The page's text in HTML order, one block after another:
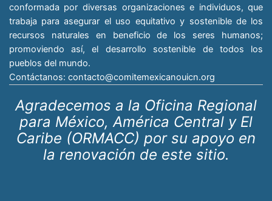
conformada por diversas organizaciones e individuos, que
trabaja para asegurar el uso equitativo y sostenible de los
recursos naturales en beneficio de los seres humanos;
promoviendo así, el desarrollo sostenible de todos los
pueblos del mundo.
Contáctanos: contacto@comitemexicanouicn.org
Agradecemos a la Oficina Regional
para México, América Central y El
Caribe (ORMACC) por su apoyo en
la renovación de este sitio.